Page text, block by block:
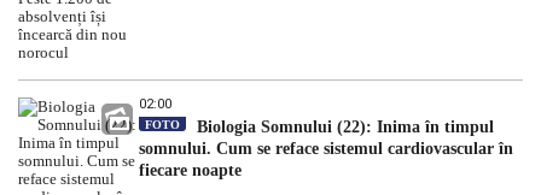
02:00
FOTO
Biologia Somnului (22): Inima în timpul
somnului. Cum se reface sistemul cardiovascular în
fiecare noapte